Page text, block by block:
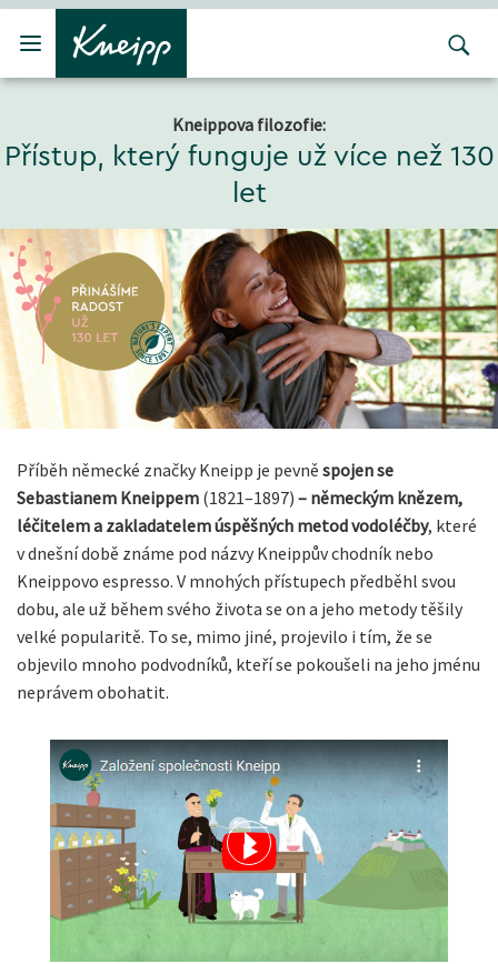
Přejít na hlavní obsah
Přejít na obsah patičky
Kneippova filozofie:
Přístup, který funguje už více než 130
let
Příběh německé značky Kneipp je pevně spojen se
Sebastianem Kneippem (1821–1897) – německým knězem,
léčitelem a zakladatelem úspěšných metod vodoléčby, které
v dnešní době známe pod názvy Kneippův chodník nebo
Kneippovo espresso. V mnohých přístupech předběhl svou
dobu, ale už během svého života se on a jeho metody těšily
velké popularitě. To se, mimo jiné, projevilo i tím, že se
objevilo mnoho podvodníků, kteří se pokoušeli na jeho jménu
neprávem obohatit.